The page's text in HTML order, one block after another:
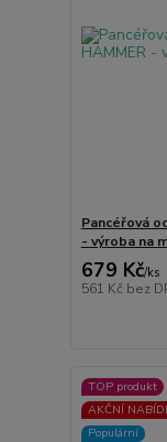
Pancéřová
- výroba na
679 Kč/ks
561 Kč bez
TOP produkt
AKČNÍ
Populární